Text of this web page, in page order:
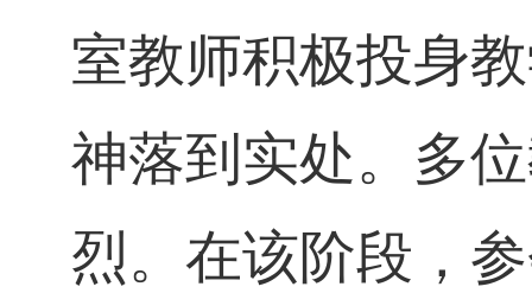
室教师积极投身
神落到实处。多
烈。在该阶段，